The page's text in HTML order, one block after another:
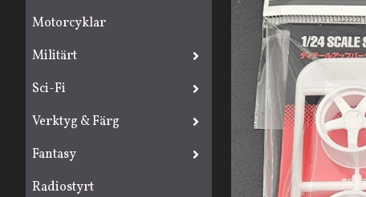
Motorcyklar
Militärt
Sci-Fi
Verktyg & Färg
Fantasy
Radiostyrt